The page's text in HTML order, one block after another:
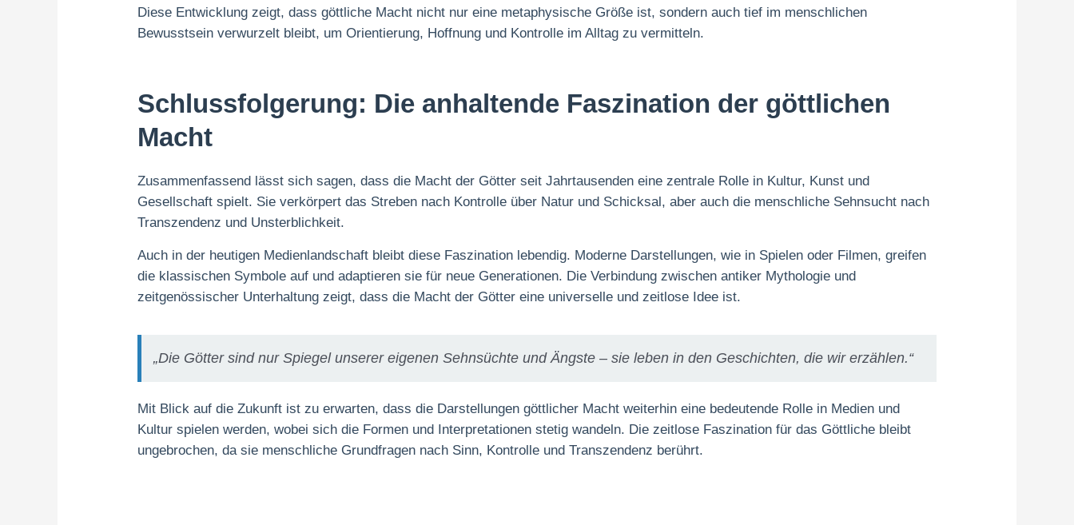
Diese Entwicklung zeigt, dass göttliche Macht nicht nur eine metaphysische Größe ist, sondern auch tief im menschlichen
Bewusstsein verwurzelt bleibt, um Orientierung, Hoffnung und Kontrolle im Alltag zu vermitteln.
Schlussfolgerung: Die anhaltende Faszination der göttlichen
Macht
Zusammenfassend lässt sich sagen, dass die Macht der Götter seit Jahrtausenden eine zentrale Rolle in Kultur, Kunst und
Gesellschaft spielt. Sie verkörpert das Streben nach Kontrolle über Natur und Schicksal, aber auch die menschliche Sehnsucht nach
Transzendenz und Unsterblichkeit.
Auch in der heutigen Medienlandschaft bleibt diese Faszination lebendig. Moderne Darstellungen, wie in Spielen oder Filmen, greifen
die klassischen Symbole auf und adaptieren sie für neue Generationen. Die Verbindung zwischen antiker Mythologie und
zeitgenössischer Unterhaltung zeigt, dass die Macht der Götter eine universelle und zeitlose Idee ist.
„Die Götter sind nur Spiegel unserer eigenen Sehnsüchte und Ängste – sie leben in den Geschichten, die wir erzählen.“
Mit Blick auf die Zukunft ist zu erwarten, dass die Darstellungen göttlicher Macht weiterhin eine bedeutende Rolle in Medien und
Kultur spielen werden, wobei sich die Formen und Interpretationen stetig wandeln. Die zeitlose Faszination für das Göttliche bleibt
ungebrochen, da sie menschliche Grundfragen nach Sinn, Kontrolle und Transzendenz berührt.